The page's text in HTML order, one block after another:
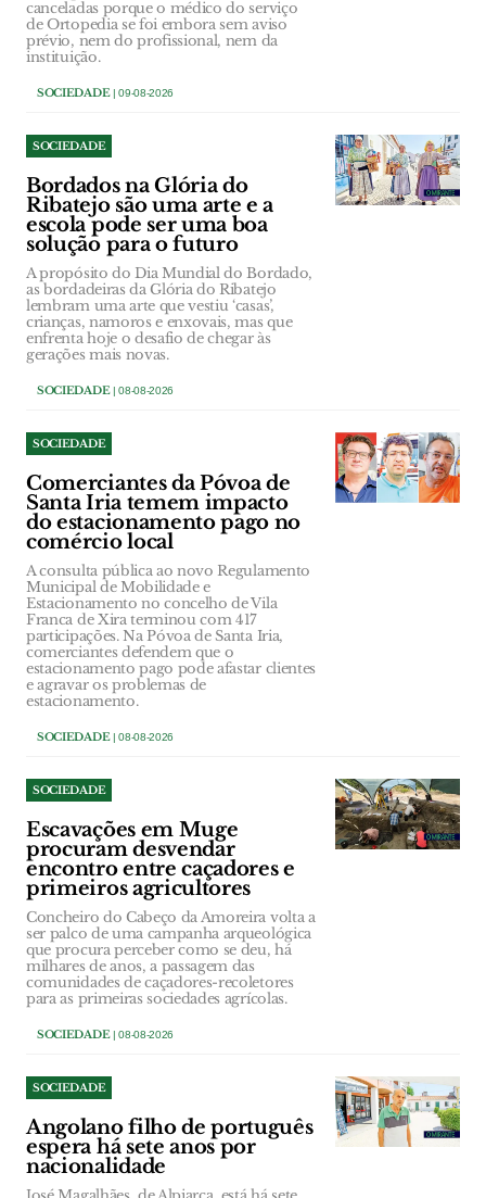
canceladas porque o médico do serviço
de Ortopedia se foi embora sem aviso
prévio, nem do profissional, nem da
instituição.
SOCIEDADE| 09-08-2026
SOCIEDADE
Bordados na Glória do
Ribatejo são uma arte e a
escola pode ser uma boa
solução para o futuro
A propósito do Dia Mundial do Bordado,
as bordadeiras da Glória do Ribatejo
lembram uma arte que vestiu ‘casas’,
crianças, namoros e enxovais, mas que
enfrenta hoje o desafio de chegar às
gerações mais novas.
SOCIEDADE| 08-08-2026
SOCIEDADE
Comerciantes da Póvoa de
Santa Iria temem impacto
do estacionamento pago no
comércio local
A consulta pública ao novo Regulamento
Municipal de Mobilidade e
Estacionamento no concelho de Vila
Franca de Xira terminou com 417
participações. Na Póvoa de Santa Iria,
comerciantes defendem que o
estacionamento pago pode afastar clientes
e agravar os problemas de
estacionamento.
SOCIEDADE| 08-08-2026
SOCIEDADE
Escavações em Muge
procuram desvendar
encontro entre caçadores e
primeiros agricultores
Concheiro do Cabeço da Amoreira volta a
ser palco de uma campanha arqueológica
que procura perceber como se deu, há
milhares de anos, a passagem das
comunidades de caçadores-recoletores
para as primeiras sociedades agrícolas.
SOCIEDADE| 08-08-2026
SOCIEDADE
Angolano filho de português
espera há sete anos por
nacionalidade